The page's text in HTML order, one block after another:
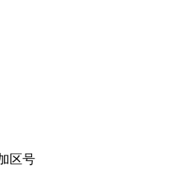
区号